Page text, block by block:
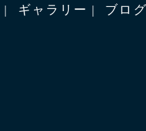
ギャラリー ブログ